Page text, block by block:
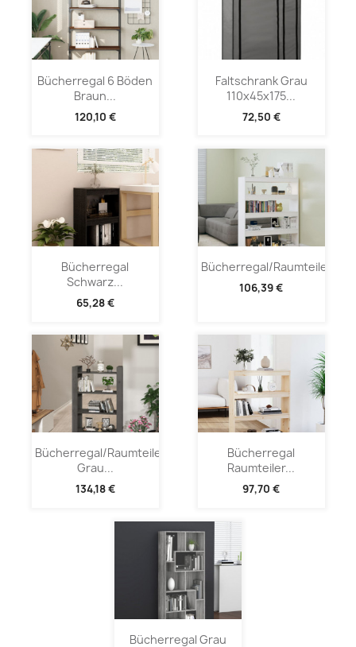
Bücherregal 6 Böden
Braun...
120,10 €
Faltschrank Grau
110x45x175...
72,50 €
Bücherregal
Schwarz...
65,28 €
Bücherregal/Raumteiler...
106,39 €
Bücherregal/Raumteiler
Grau...
134,18 €
Bücherregal
Raumteiler...
97,70 €
Bücherregal Grau